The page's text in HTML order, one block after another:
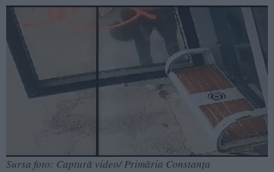
Sursa foto: Captură video/ Primăria Constanța